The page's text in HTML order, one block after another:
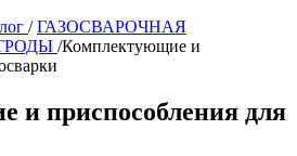
/ ГАЗОСВАРОЧНАЯ
/Комплектующие и
и приспособления для